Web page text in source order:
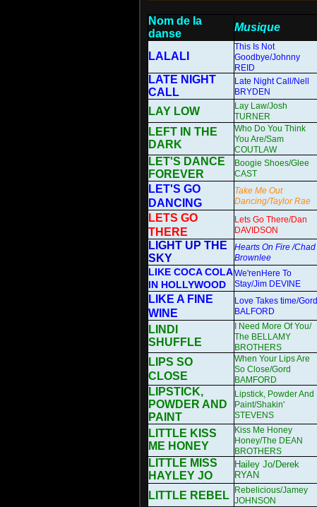
Nom de la
danse
Musique
LALALI
This Is Not
Goodbye/Johnny
REID
LATE NIGHT
CALL
Late Night Call/Nell
BRYDEN
LAY LOW
Lay Law/Josh
TURNER
LEFT IN THE
DARK
Who Do You Think
You Are/Sam
COUTLAW
LET'S DANCE
FOREVER
Boogie Shoes/Glee
CAST
LET'S GO
DANCING
Take Me Out
Dancing/Taylor Rae
LETS GO
THERE
Lets Go There/Dan
DAVIDSON
LIGHT UP THE
SKY
Hearts On Fire /Chad
Brownlee
LIKE COCA COLA
IN HOLLYWOOD
We'renHere To
Stay/Jim DEVINE
LIKE A FINE
WINE
Love Takes time/Gord
BALFORD
LINDI
SHUFFLE
I Need More Of You/
The BELLAMY
BROTHERS
LIPS SO
CLOSE
When Your Lips Are
So Close/Gord
BAMFORD
LIPSTICK,
POWDER AND
PAINT
Lipstick, Powder And
Paint/Shakin'
STEVENS
LITTLE KISS
ME HONEY
Kiss Me Honey
Honey/The DEAN
BROTHERS
LITTLE MISS
HAYLEY JO
Hailey Jo/Derek
RYAN
LITTLE REBEL
Rebelicious/Jamey
JOHNSON